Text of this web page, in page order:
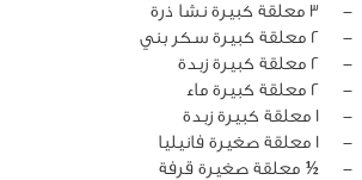
‏-
3 معلقة كبيرة نشا ذرة
‏-
2 معلقة كبيرة سكر بني
‏-
2 معلقة كبيرة زبدة
‏-
2 معلقة كبيرة ماء
‏-
1 معلقة كبيرة زبدة
‏-
1 معلقة صغيرة فانيليا
‏-
½ معلقة صغيرة قرفة